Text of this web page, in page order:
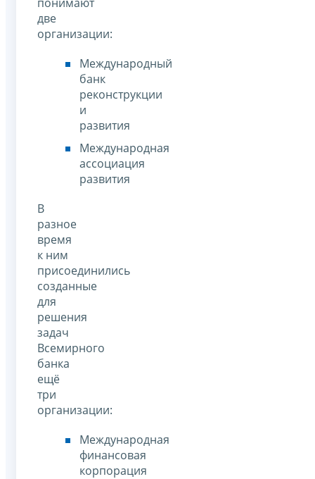
две
организации:
Международный
банк
реконструкции
и
развития
Международная
ассоциация
развития
В
разное
время
к ним
присоединились
созданные
для
решения
задач
Всемирного
банка
ещё
три
организации:
Международная
финансовая
корпорация